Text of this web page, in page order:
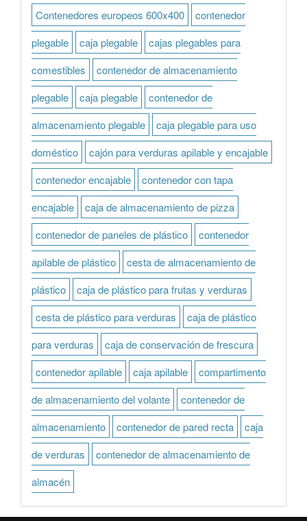
Contenedores europeos 600x400
contenedor
plegable
caja plegable
cajas plegables para
comestibles
contenedor de almacenamiento
plegable
caja plegable
contenedor de
almacenamiento plegable
caja plegable para uso
doméstico
cajón para verduras apilable y encajable
contenedor encajable
contenedor con tapa
encajable
caja de almacenamiento de pizza
contenedor de paneles de plástico
contenedor
apilable de plástico
cesta de almacenamiento de
plástico
caja de plástico para frutas y verduras
cesta de plástico para verduras
caja de plástico
para verduras
caja de conservación de frescura
contenedor apilable
caja apilable
compartimento
de almacenamiento del volante
contenedor de
almacenamiento
contenedor de pared recta
caja
de verduras
contenedor de almacenamiento de
almacén